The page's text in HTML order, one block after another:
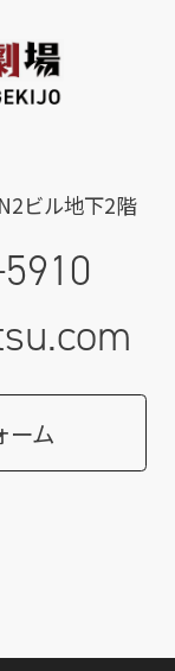
ビル地下2階
ーム